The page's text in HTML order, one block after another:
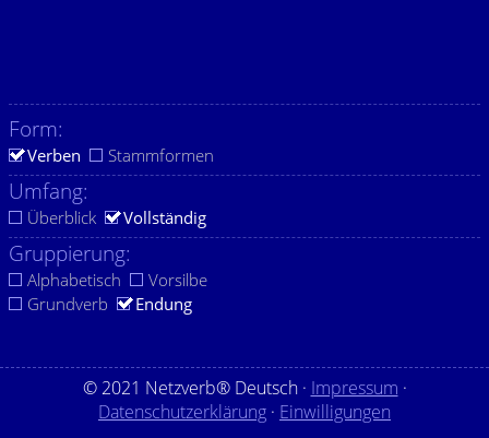
Form:
Verben Stammformen
Umfang:
Überblick Vollständig
Gruppierung:
Alphabetisch
Vorsilbe
Grundverb
Endung
© 2021 Netzverb® Deutsch · Impressum ·
Datenschutzerklärung · Einwilligungen